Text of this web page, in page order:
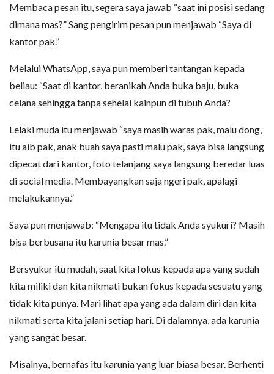
Membaca pesan itu, segera saya jawab “saat ini posisi sedang
dimana mas?” Sang pengirim pesan pun menjawab “Saya di
kantor pak.”
Melalui WhatsApp, saya pun memberi tantangan kepada
beliau: “Saat di kantor, beranikah Anda buka baju, buka
celana sehingga tanpa sehelai kainpun di tubuh Anda?
Lelaki muda itu menjawab “saya masih waras pak, malu dong,
itu aib pak, anak buah saya pasti malu pak, saya bisa langsung
dipecat dari kantor, foto telanjang saya langsung beredar luas
di social media. Membayangkan saja ngeri pak, apalagi
melakukannya.”
Saya pun menjawab: “Mengapa itu tidak Anda syukuri? Masih
bisa berbusana itu karunia besar mas.”
Bersyukur itu mudah, saat kita fokus kepada apa yang sudah
kita miliki dan kita nikmati bukan fokus kepada sesuatu yang
tidak kita punya. Mari lihat apa yang ada dalam diri dan kita
nikmati serta kita jalani setiap hari. Di dalamnya, ada karunia
yang sangat besar.
Misalnya, bernafas itu karunia yang luar biasa besar. Berhenti